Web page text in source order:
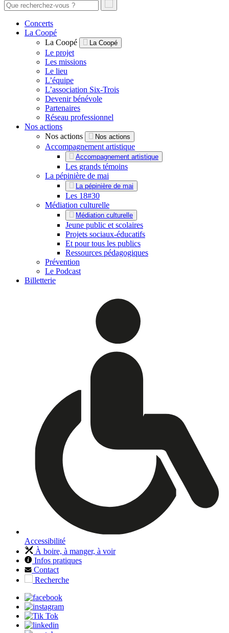
Concerts
La Coopé
La Coopé
La Coopé
Le projet
Les missions
Le lieu
L’équipe
L’association Six-Trois
Devenir bénévole
Partenaires
Réseau professionnel
Nos actions
Nos actions
Nos actions
Accompagnement artistique
Accompagnement artistique
Les grands témoins
La pépinière de mai
La pépinière de mai
Les 18#30
Médiation culturelle
Médiation culturelle
Jeune public et scolaires
Projets sociaux-éducatifs
Et pour tous les publics
Ressources pédagogiques
Prévention
Le Podcast
Billetterie
Accessibilité
À boire, à manger, à voir
Infos pratiques
Contact
Recherche